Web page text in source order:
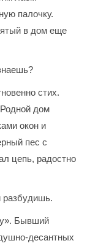
палочку.
в дом еще
стих.
дом
окон и
пес с
цепь, радостно
разбудишь.
Бывший
десантных